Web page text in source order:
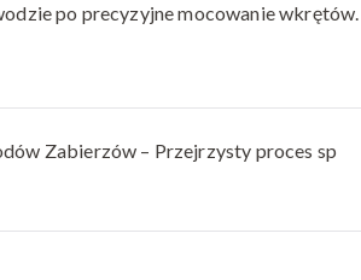
po precyzyjne mocowanie wkrętów.
Zabierzów – Przejrzysty proces sp